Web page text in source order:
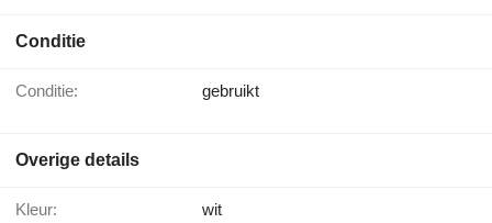
Conditie
Conditie: gebruikt
Overige details
Kleur: wit